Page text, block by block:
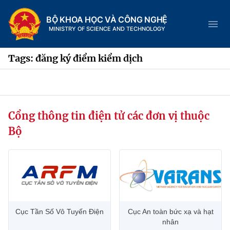
BỘ KHOA HỌC VÀ CÔNG NGHỆ
MINISTRY OF SCIENCE AND TECHNOLOGY
Trang chủ
Chức năng nhiệm vụ
Tin tức sự kiện
Hệ thống văn bản
Tags: đăng ký điểm kiểm dịch
Cổng thông tin điện tử các đơn vị thuộc
Bộ
Cục Tần Số Vô Tuyến Điện
Cục An toàn bức xạ và hạt
nhân